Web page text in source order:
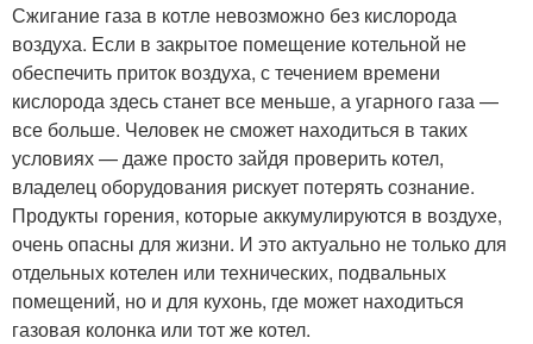
Сжигание газа в котле невозможно без кислорода
воздуха. Если в закрытое помещение котельной не
обеспечить приток воздуха, с течением времени
кислорода здесь станет все меньше, а угарного газа —
все больше. Человек не сможет находиться в таких
условиях — даже просто зайдя проверить котел,
владелец оборудования рискует потерять сознание.
Продукты горения, которые аккумулируются в воздухе,
очень опасны для жизни. И это актуально не только для
отдельных котелен или технических, подвальных
помещений, но и для кухонь, где может находиться
газовая колонка или тот же котел.